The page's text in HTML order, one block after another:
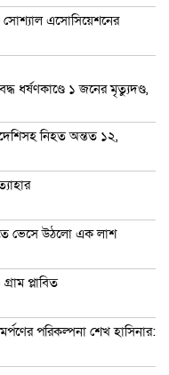
সোশ্যাল এসোসিয়েশনের
ধর্ষণকাণ্ডে ১ জনের মৃত্যুদণ্ড,
নিহত অন্তত ১২,
ভেসে উঠলো এক লাশ
প্লাবিত
পরিকল্পনা শেখ হাসিনার: